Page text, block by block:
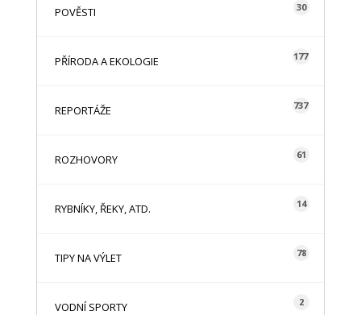
POVĚSTI 30
PŘÍRODA A EKOLOGIE 177
REPORTÁŽE 737
ROZHOVORY 61
RYBNÍKY, ŘEKY, ATD. 14
TIPY NA VÝLET 78
VODNÍ SPORTY 2